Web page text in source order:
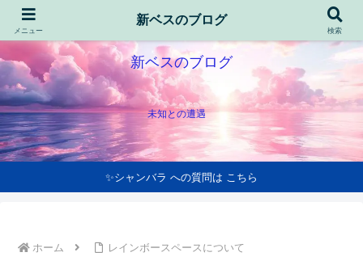
新ベスのブログ
未知との遭遇
✨シャンバラ への質問は こちら
ホーム レインボースペースについて
メニュー
新ベスのブログ
検索